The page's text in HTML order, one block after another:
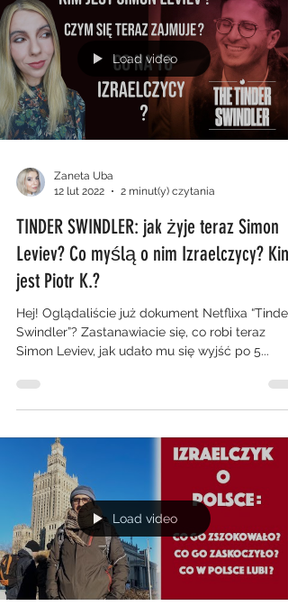
Load video
Zaneta Uba
12 lut 2022
2 minut(y) czytania
TINDER SWINDLER: jak żyje teraz Simon
Leviev? Co myślą o nim Izraelczycy? Kim
jest Piotr K.?
Hej! Oglądaliście już dokument Netflixa “Tinder
Swindler”? Zastanawiacie się, co robi teraz
Simon Leviev, jak udało mu się wyjść po 5...
Load video